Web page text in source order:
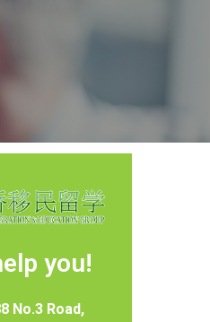
you!
No.3 Road,